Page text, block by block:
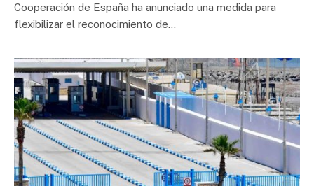
Cooperación de España ha anunciado una medida para
flexibilizar el reconocimiento de…